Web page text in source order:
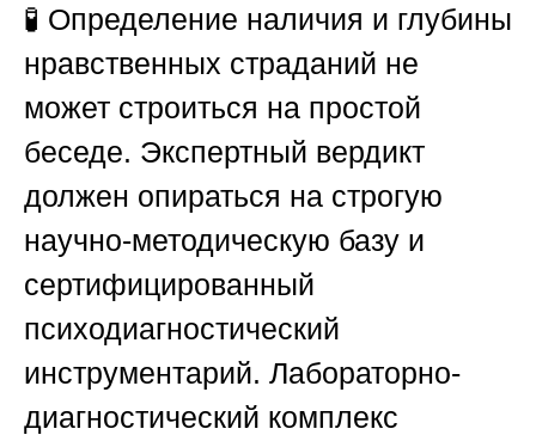
🧪 Определение наличия и глубины
нравственных страданий не
может строиться на простой
беседе. Экспертный вердикт
должен опираться на строгую
научно-методическую базу и
сертифицированный
психодиагностический
инструментарий. Лабораторно-
диагностический комплекс